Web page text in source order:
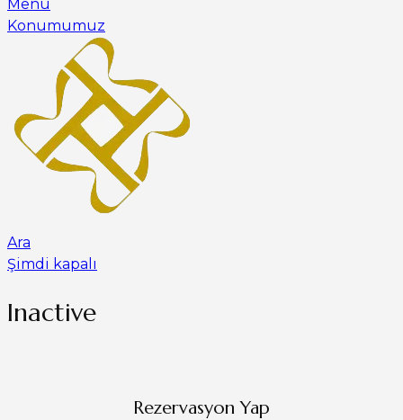
Menü
Konumumuz
Ara
Şimdi kapalı
Inactive
Rezervasyon Yap